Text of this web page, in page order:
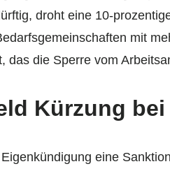
droht eine 10-
mit
das die Sperre vom
Kürzung
eine